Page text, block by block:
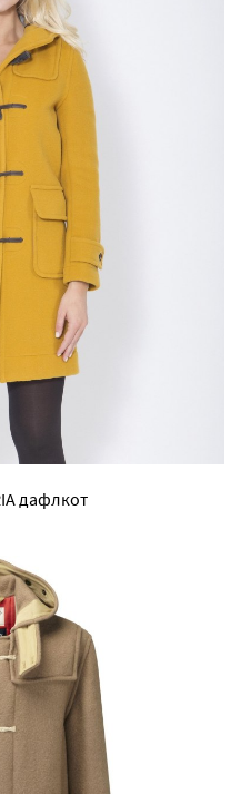
дафлкот